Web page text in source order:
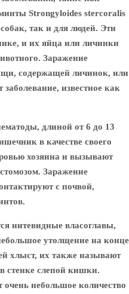
Strongyloides stercoralis
так и для людей. Эти
и их яйца или личинки
Заражение
содержащей личинок, или
известное как
, длиной от 6 до 13
в качестве своего
хозяина и вызывают
Заражение
с почвой,
нитевидные власоглавы,
утолщение на конце
хлыст, их также называют
стенке слепой кишки.
небольшое количество